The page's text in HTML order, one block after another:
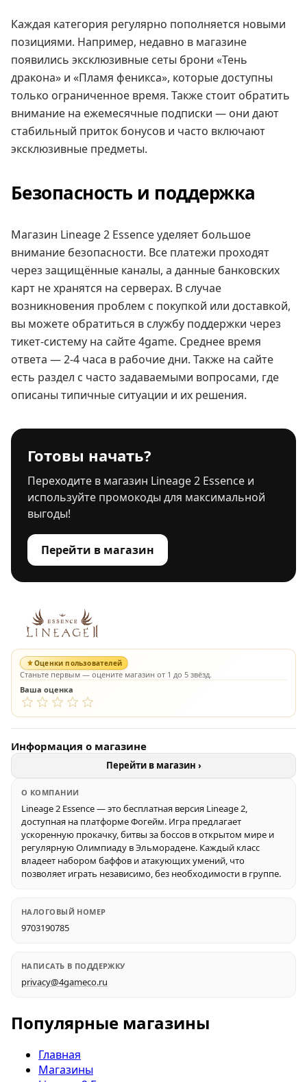
Каждая категория регулярно пополняется новыми
позициями. Например, недавно в магазине
появились эксклюзивные сеты брони «Тень
дракона» и «Пламя феникса», которые доступны
только ограниченное время. Также стоит обратить
внимание на ежемесячные подписки — они дают
стабильный приток бонусов и часто включают
эксклюзивные предметы.
Безопасность и поддержка
Магазин Lineage 2 Essence уделяет большое
внимание безопасности. Все платежи проходят
через защищённые каналы, а данные банковских
карт не хранятся на серверах. В случае
возникновения проблем с покупкой или доставкой,
вы можете обратиться в службу поддержки через
тикет-систему на сайте 4game. Среднее время
ответа — 2-4 часа в рабочие дни. Также на сайте
есть раздел с часто задаваемыми вопросами, где
описаны типичные ситуации и их решения.
Готовы начать?
Переходите в магазин Lineage 2 Essence и
используйте промокоды для максимальной
выгоды!
Перейти в магазин
Оценки пользователей
Станьте первым — оцените магазин от 1 до 5 звёзд.
Ваша оценка
Информация о магазине
Перейти в магазин ›
О КОМПАНИИ
Lineage 2 Essence — это бесплатная версия Lineage 2,
доступная на платформе Фогейм. Игра предлагает
ускоренную прокачку, битвы за боссов в открытом мире и
регулярную Олимпиаду в Эльморадене. Каждый класс
владеет набором баффов и атакующих умений, что
позволяет играть независимо, без необходимости в группе.
НАЛОГОВЫЙ НОМЕР
9703190785
НАПИСАТЬ В ПОДДЕРЖКУ
privacy@4gameco.ru
Популярные магазины
Главная
Магазины